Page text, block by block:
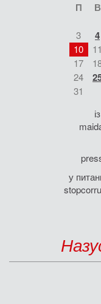
П В
3 4
10
11
17
24
31
у